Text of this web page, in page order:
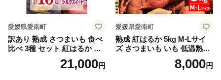
愛媛県愛南町
訳あり 熟成 さつまいも 食べ
比べ 3種 セット 紅はるか 安
納芋 シルクスイート 合計 15
kg サイズ混合 サツマイモ 焼
21,000円
愛媛県愛南町
熟成 紅はるか 5kg M-Lサイ
ズ さつまいも いも 低温熟成
完全熟成収穫 甘い 糖度 焼き
芋 やきいも スイートポテト
8,000円